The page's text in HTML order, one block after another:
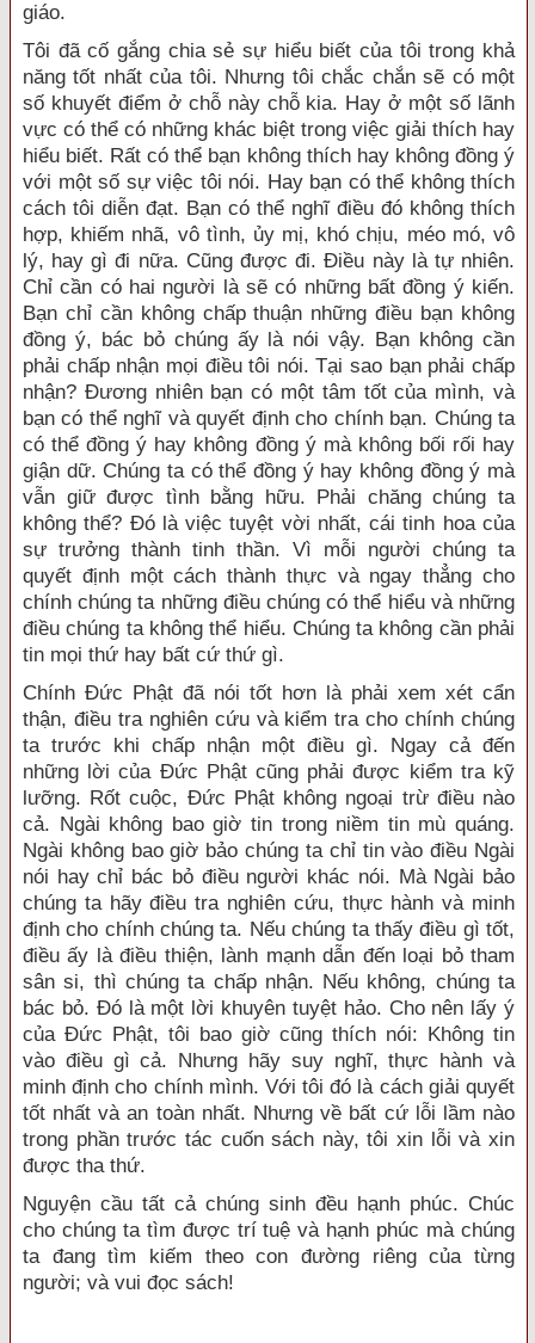
giáo.
Tôi đã cố gắng chia sẻ sự hiểu biết của tôi trong khả
năng tốt nhất của tôi. Nhưng tôi chắc chắn sẽ có một
số khuyết điểm ở chỗ này chỗ kia. Hay ở một số lãnh
vực có thể có những khác biệt trong việc giải thích hay
hiểu biết. Rất có thể bạn không thích hay không đồng ý
với một số sự việc tôi nói. Hay bạn có thể không thích
cách tôi diễn đạt. Bạn có thể nghĩ điều đó không thích
hợp, khiếm nhã, vô tình, ủy mị, khó chịu, méo mó, vô
lý, hay gì đi nữa. Cũng được đi. Ðiều này là tự nhiên.
Chỉ cần có hai người là sẽ có những bất đồng ý kiến.
Bạn chỉ cần không chấp thuận những điều bạn không
đồng ý, bác bỏ chúng ấy là nói vậy. Bạn không cần
phải chấp nhận mọi điều tôi nói. Tại sao bạn phải chấp
nhận? Ðương nhiên bạn có một tâm tốt của mình, và
bạn có thể nghĩ và quyết định cho chính bạn. Chúng ta
có thể đồng ý hay không đồng ý mà không bối rối hay
giận dữ. Chúng ta có thể đồng ý hay không đồng ý mà
vẫn giữ được tình bằng hữu. Phải chăng chúng ta
không thể? Ðó là việc tuyệt vời nhất, cái tinh hoa của
sự trưởng thành tinh thần. Vì mỗi người chúng ta
quyết định một cách thành thực và ngay thẳng cho
chính chúng ta những điều chúng có thể hiểu và những
điều chúng ta không thể hiểu. Chúng ta không cần phải
tin mọi thứ hay bất cứ thứ gì.
Chính Ðức Phật đã nói tốt hơn là phải xem xét cẩn
thận, điều tra nghiên cứu và kiểm tra cho chính chúng
ta trước khi chấp nhận một điều gì. Ngay cả đến
những lời của Ðức Phật cũng phải được kiểm tra kỹ
lưỡng. Rốt cuộc, Ðức Phật không ngoại trừ điều nào
cả. Ngài không bao giờ tin trong niềm tin mù quáng.
Ngài không bao giờ bảo chúng ta chỉ tin vào điều Ngài
nói hay chỉ bác bỏ điều người khác nói. Mà Ngài bảo
chúng ta hãy điều tra nghiên cứu, thực hành và minh
định cho chính chúng ta. Nếu chúng ta thấy điều gì tốt,
điều ấy là điều thiện, lành mạnh dẫn đến loại bỏ tham
sân si, thì chúng ta chấp nhận. Nếu không, chúng ta
bác bỏ. Ðó là một lời khuyên tuyệt hảo. Cho nên lấy ý
của Ðức Phật, tôi bao giờ cũng thích nói: Không tin
vào điều gì cả. Nhưng hãy suy nghĩ, thực hành và
minh định cho chính mình. Với tôi đó là cách giải quyết
tốt nhất và an toàn nhất. Nhưng về bất cứ lỗi lầm nào
trong phần trước tác cuốn sách này, tôi xin lỗi và xin
được tha thứ.
Nguyện cầu tất cả chúng sinh đều hạnh phúc. Chúc
cho chúng ta tìm được trí tuệ và hạnh phúc mà chúng
ta đang tìm kiếm theo con đường riêng của từng
người; và vui đọc sách!